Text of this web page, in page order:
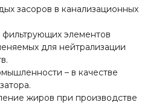
засоров в канализационных
фильтрующих элементов
для нейтрализации
– в качестве
жиров при производстве